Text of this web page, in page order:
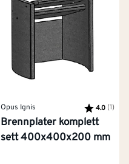
Opus Ignis Karakter:
4.0 (1)
Brennplater komplett
sett 400x400x200 mm